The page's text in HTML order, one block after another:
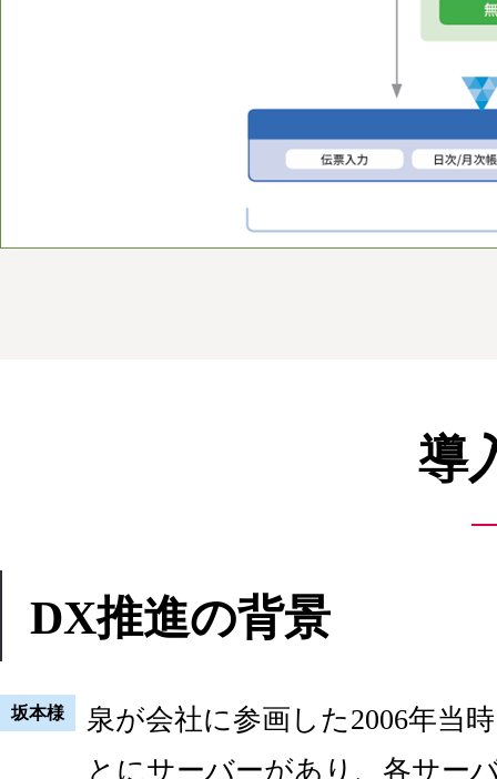
導
DX推進の背景
坂本様
泉が会社に参画した2006年当
とにサーバーがあり、各サー